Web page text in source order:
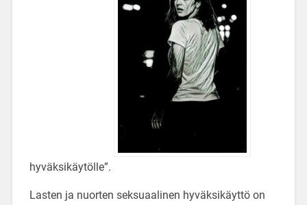
hyväksikäytölle”.
Lasten ja nuorten seksuaalinen hyväksikäyttö on